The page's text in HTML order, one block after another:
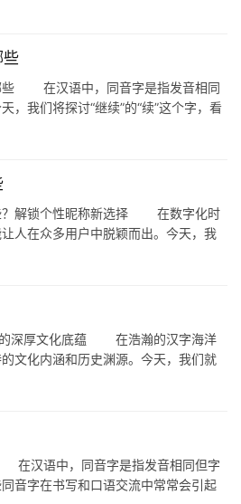
些
在汉语中，同音字是指发音相同
，我们将探讨“继续”的“续”这个字，看
解锁个性昵称新选择 在数字化时
人在众多用户中脱颖而出。今天，我
的深厚文化底蕴 在浩瀚的汉字海洋
文化内涵和历史渊源。今天，我们就
语中，同音字是指发音相同但字
音字在书写和口语交流中常常会引起